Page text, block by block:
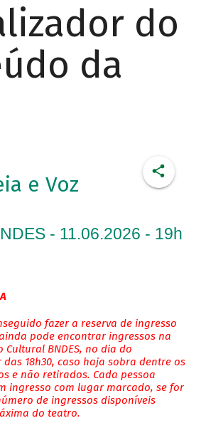
do
da
e Voz
- 11.06.2026 - 19h
fazer a reserva de ingresso
pode encontrar ingressos na
Cultural BNDES, no dia do
18h30, caso haja sobra dentre os
e não retirados. Cada pessoa
ingresso com lugar marcado, se for
de ingressos disponíveis
do teatro.